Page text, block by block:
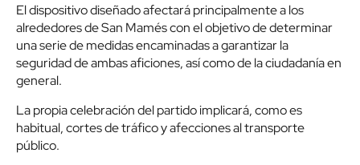
El dispositivo diseñado afectará principalmente a los
alrededores de San Mamés con el objetivo de determinar
una serie de medidas encaminadas a garantizar la
seguridad de ambas aficiones, así como de la ciudadanía en
general.
La propia celebración del partido implicará, como es
habitual, cortes de tráfico y afecciones al transporte
público.